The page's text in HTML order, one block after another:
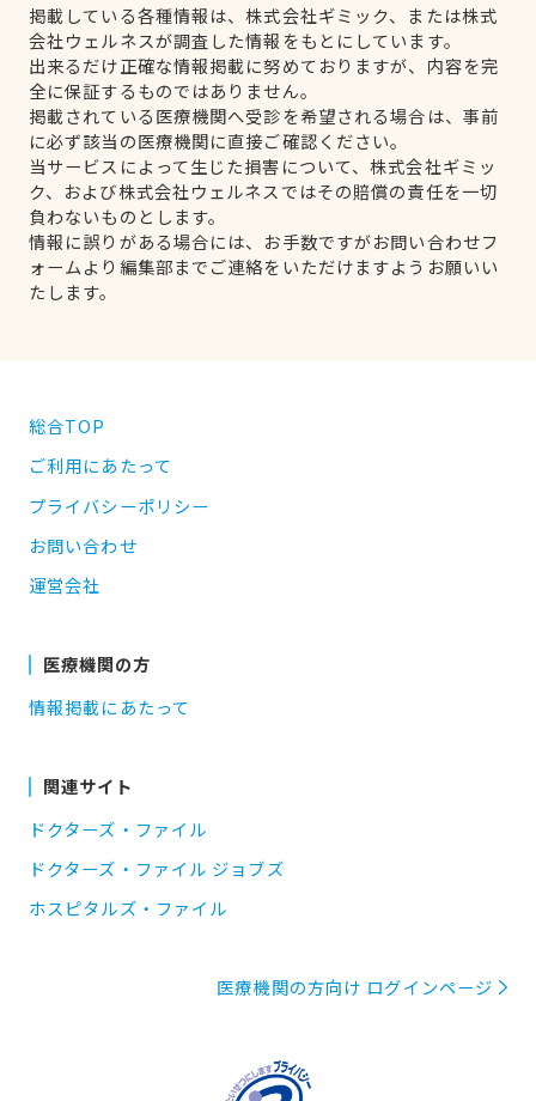
掲載している各種情報は、株式会社ギミック、または株式
会社ウェルネスが調査した情報をもとにしています。
出来るだけ正確な情報掲載に努めておりますが、内容を完
全に保証するものではありません。
掲載されている医療機関へ受診を希望される場合は、事前
に必ず該当の医療機関に直接ご確認ください。
当サービスによって生じた損害について、株式会社ギミッ
ク、および株式会社ウェルネスではその賠償の責任を一切
負わないものとします。
情報に誤りがある場合には、お手数ですがお問い合わせフ
ォームより編集部までご連絡をいただけますようお願いい
たします。
総合TOP
ご利用にあたって
プライバシーポリシー
お問い合わせ
運営会社
医療機関の方
情報掲載にあたって
関連サイト
ドクターズ・ファイル
ドクターズ・ファイル ジョブズ
ホスピタルズ・ファイル
医療機関の方向け ログインページ